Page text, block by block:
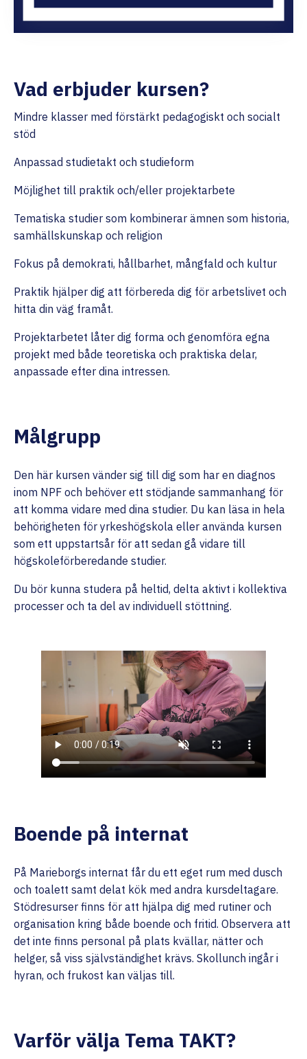
Vad erbjuder kursen?
Mindre klasser med förstärkt pedagogiskt och socialt
stöd
Anpassad studietakt och studieform
Möjlighet till praktik och/eller projektarbete
Tematiska studier som kombinerar ämnen som historia,
samhällskunskap och religion
Fokus på demokrati, hållbarhet, mångfald och kultur
Praktik hjälper dig att förbereda dig för arbetslivet och
hitta din väg framåt.
Projektarbetet låter dig forma och genomföra egna
projekt med både teoretiska och praktiska delar,
anpassade efter dina intressen.
Målgrupp
Den här kursen vänder sig till dig som har en diagnos
inom NPF och behöver ett stödjande sammanhang för
att komma vidare med dina studier. Du kan läsa in hela
behörigheten för yrkeshögskola eller använda kursen
som ett uppstartsår för att sedan gå vidare till
högskoleförberedande studier.
Du bör kunna studera på heltid, delta aktivt i kollektiva
processer och ta del av individuell stöttning.
Boende på internat
På Marieborgs internat får du ett eget rum med dusch
och toalett samt delat kök med andra kursdeltagare.
Stödresurser finns för att hjälpa dig med rutiner och
organisation kring både boende och fritid. Observera att
det inte finns personal på plats kvällar, nätter och
helger, så viss självständighet krävs. Skollunch ingår i
hyran, och frukost kan väljas till.
Varför välja Tema TAKT?